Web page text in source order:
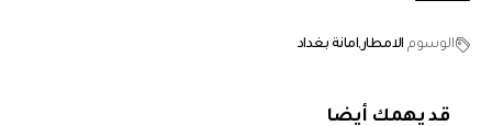
الوسوم الامطارامانة بغداد
قد يهمك أيضا